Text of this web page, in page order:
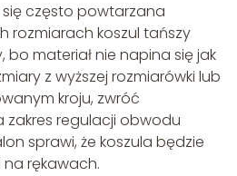
często powtarzana
rozmiarach koszul tańszy
bo materiał nie napina się jak
z wyższej rozmiarówki lub
kroju, zwróć
regulacji obwodu
sprawi, że koszula będzie
na rękawach.